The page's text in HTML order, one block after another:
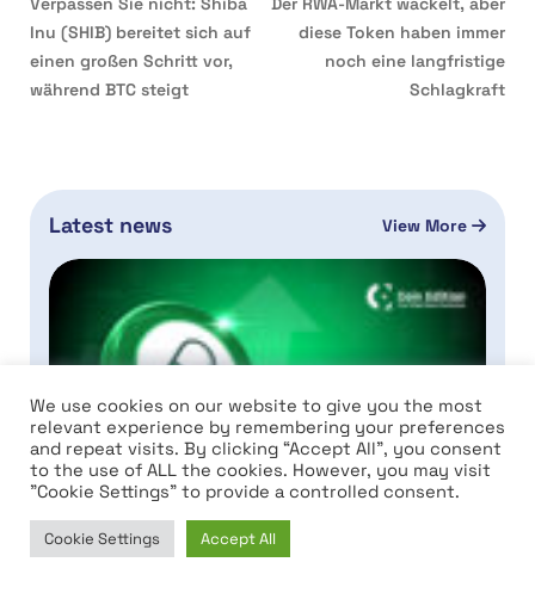
Inu (SHIB) bereitet sich auf
einen großen Schritt vor,
während BTC steigt
diese Token haben immer
noch eine langfristige
Schlagkraft
Latest news View More
Pump.fun Preisprognose: Kann PUMP seinen
Ausbruch nach dem Verkauf von 807 Millionen
Dollar an SOL halten?
Das Wachstum des
Kryptomarktes in Indien wirft
Home News
We use cookies on our website to give you the most
relevant experience by remembering your preferences
and repeat visits. By clicking “Accept All”, you consent
to the use of ALL the cookies. However, you may visit
"Cookie Settings" to provide a controlled consent.
Cookie Settings Accept All